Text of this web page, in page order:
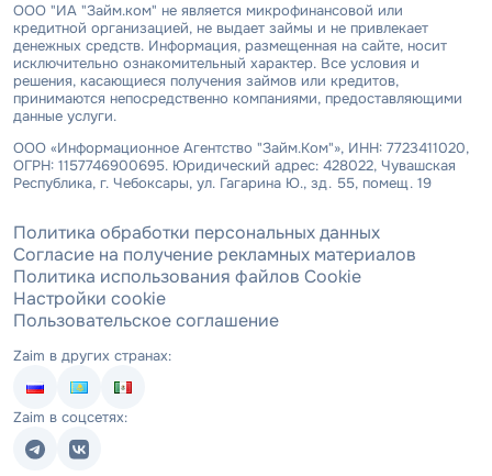
ООО "ИА "Займ.ком" не является микрофинансовой или
кредитной организацией, не выдает займы и не привлекает
денежных средств. Информация, размещенная на сайте, носит
исключительно ознакомительный характер. Все условия и
решения, касающиеся получения займов или кредитов,
принимаются непосредственно компаниями, предоставляющими
данные услуги.
ООО «Информационное Агентство "Займ.Ком"», ИНН: 7723411020,
ОГРН: 1157746900695. Юридический адрес: 428022, Чувашская
Республика, г. Чебоксары, ул. Гагарина Ю., зд. 55, помещ. 19
Политика обработки персональных данных
Согласие на получение рекламных материалов
Политика использования файлов Cookie
Настройки cookie
Пользовательское соглашение
Zaim в других странах:
Zaim в соцсетях: